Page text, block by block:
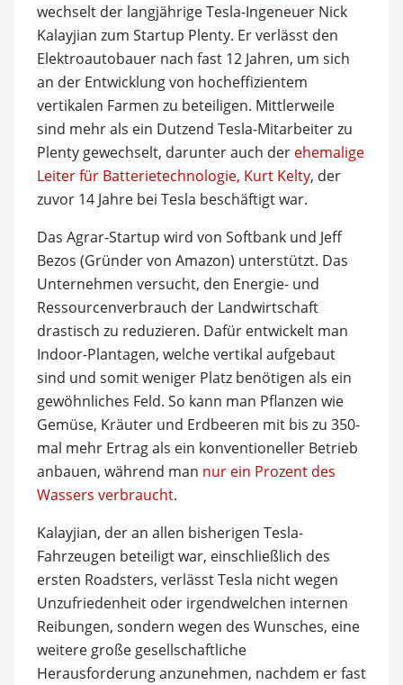
wechselt der langjährige Tesla-Ingeneuer Nick
Kalayjian zum Startup Plenty. Er verlässt den
Elektroautobauer nach fast 12 Jahren, um sich
an der Entwicklung von hocheffizientem
vertikalen Farmen zu beteiligen. Mittlerweile
sind mehr als ein Dutzend Tesla-Mitarbeiter zu
Plenty gewechselt, darunter auch der ehemalige
Leiter für Batterietechnologie, Kurt Kelty, der
zuvor 14 Jahre bei Tesla beschäftigt war.
Das Agrar-Startup wird von Softbank und Jeff
Bezos (Gründer von Amazon) unterstützt. Das
Unternehmen versucht, den Energie- und
Ressourcenverbrauch der Landwirtschaft
drastisch zu reduzieren. Dafür entwickelt man
Indoor-Plantagen, welche vertikal aufgebaut
sind und somit weniger Platz benötigen als ein
gewöhnliches Feld. So kann man Pflanzen wie
Gemüse, Kräuter und Erdbeeren mit bis zu 350-
mal mehr Ertrag als ein konventioneller Betrieb
anbauen, während man nur ein Prozent des
Wassers verbraucht.
Kalayjian, der an allen bisherigen Tesla-
Fahrzeugen beteiligt war, einschließlich des
ersten Roadsters, verlässt Tesla nicht wegen
Unzufriedenheit oder irgendwelchen internen
Reibungen, sondern wegen des Wunsches, eine
weitere große gesellschaftliche
Herausforderung anzunehmen, nachdem er fast